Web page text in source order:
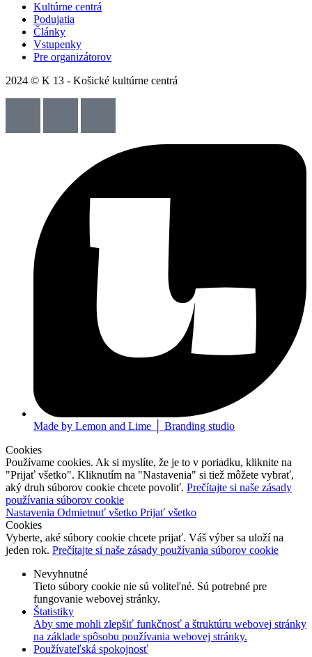
Kultúrne centrá
Podujatia
Články
Vstupenky
Pre organizátorov
2024 © K 13 - Košické kultúrne centrá
Made by Lemon and Lime │ Branding studio
Cookies
Používame cookies. Ak si myslíte, že je to v poriadku, kliknite na
"Prijať všetko". Kliknutím na "Nastavenia" si tiež môžete vybrať,
aký druh súborov cookie chcete povoliť. Prečítajte si naše zásady
používania súborov cookie
Nastavenia Odmietnuť všetko Prijať všetko
Cookies
Vyberte, aké súbory cookie chcete prijať. Váš výber sa uloží na
jeden rok. Prečítajte si naše zásady používania súborov cookie
Nevyhnutné
Tieto súbory cookie nie sú voliteľné. Sú potrebné pre
fungovanie webovej stránky.
Štatistiky
Aby sme mohli zlepšiť funkčnosť a štruktúru webovej stránky
na základe spôsobu používania webovej stránky.
Používateľská spokojnosť